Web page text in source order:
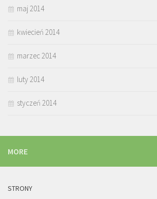
maj 2014
kwiecień 2014
marzec 2014
luty 2014
styczeń 2014
MORE
STRONY